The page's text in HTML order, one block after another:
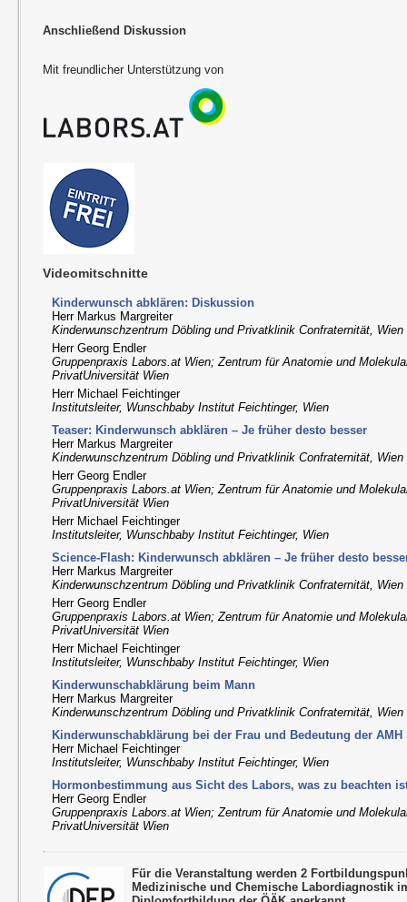
Anschließend Diskussion
Mit freundlicher Unterstützung von
Videomitschnitte
Kinderwunsch abklären: Diskussion
Herr Markus Margreiter
Kinderwunschzentrum Döbling und Privatklinik Confraternität, Wien
Herr Georg Endler
Gruppenpraxis Labors.at Wien; Zentrum für Anatomie und
PrivatUniversität Wien
Herr Michael Feichtinger
Institutsleiter, Wunschbaby Institut Feichtinger, Wien
Teaser: Kinderwunsch abklären – Je früher desto besser
Herr Markus Margreiter
Kinderwunschzentrum Döbling und Privatklinik Confraternität, Wien
Herr Georg Endler
Gruppenpraxis Labors.at Wien; Zentrum für Anatomie und
PrivatUniversität Wien
Herr Michael Feichtinger
Institutsleiter, Wunschbaby Institut Feichtinger, Wien
Science-Flash: Kinderwunsch abklären – Je früher desto
Herr Markus Margreiter
Kinderwunschzentrum Döbling und Privatklinik Confraternität, Wien
Herr Georg Endler
Gruppenpraxis Labors.at Wien; Zentrum für Anatomie und
PrivatUniversität Wien
Herr Michael Feichtinger
Institutsleiter, Wunschbaby Institut Feichtinger, Wien
Kinderwunschabklärung beim Mann
Herr Markus Margreiter
Kinderwunschzentrum Döbling und Privatklinik Confraternität, Wien
Kinderwunschabklärung bei der Frau und Bedeutung der AMH
Herr Michael Feichtinger
Institutsleiter, Wunschbaby Institut Feichtinger, Wien
Hormonbestimmung aus Sicht des Labors, was zu beachten
Herr Georg Endler
Gruppenpraxis Labors.at Wien; Zentrum für Anatomie und
PrivatUniversität Wien
Für die Veranstaltung werden 2
Medizinische und Chemische Labordiagnostik